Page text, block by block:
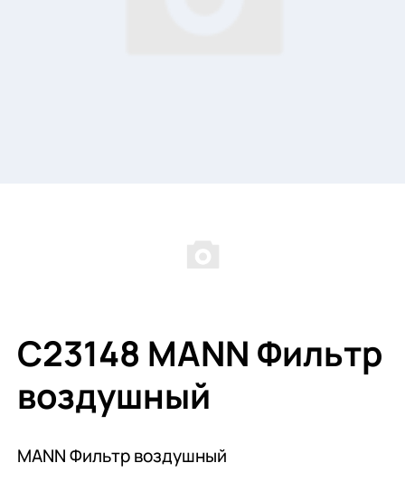
C23148 MANN Фильтр
воздушный
MANN Фильтр воздушный